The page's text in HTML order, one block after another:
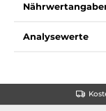
Analysewerte